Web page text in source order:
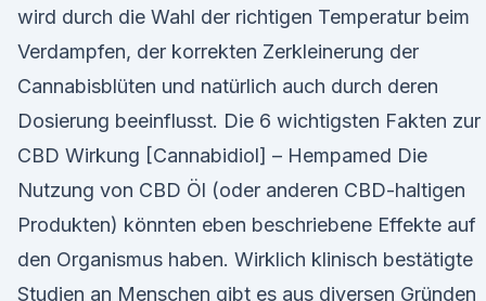
wird durch die Wahl der richtigen Temperatur beim
Verdampfen, der korrekten Zerkleinerung der
Cannabisblüten und natürlich auch durch deren
Dosierung beeinflusst. Die 6 wichtigsten Fakten zur
CBD Wirkung [Cannabidiol] – Hempamed Die
Nutzung von CBD Öl (oder anderen CBD-haltigen
Produkten) könnten eben beschriebene Effekte auf
den Organismus haben. Wirklich klinisch bestätigte
Studien an Menschen gibt es aus diversen Gründen